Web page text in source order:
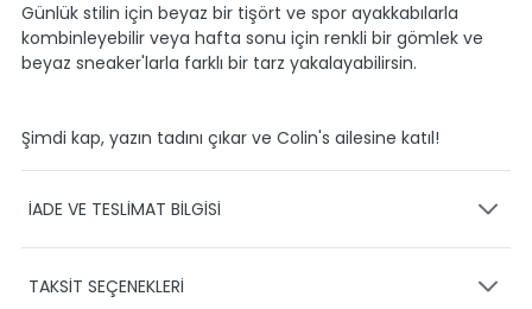
Günlük stilin için beyaz bir tişört ve spor ayakkabılarla
kombinleyebilir veya hafta sonu için renkli bir gömlek ve
beyaz sneaker'larla farklı bir tarz yakalayabilirsin.
Şimdi kap, yazın tadını çıkar ve Colin's ailesine katıl!
İADE VE TESLİMAT BİLGİSİ
Ürünlerinizin gönderimini anlaşmalı olduğumuz PTT,
TAKSİT SEÇENEKLERİ